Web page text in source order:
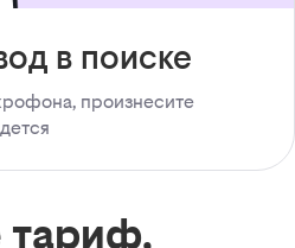
в поиске
произнесите
тариф,